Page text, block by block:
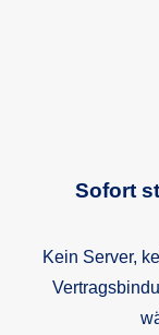
Sofort
Kein Server,